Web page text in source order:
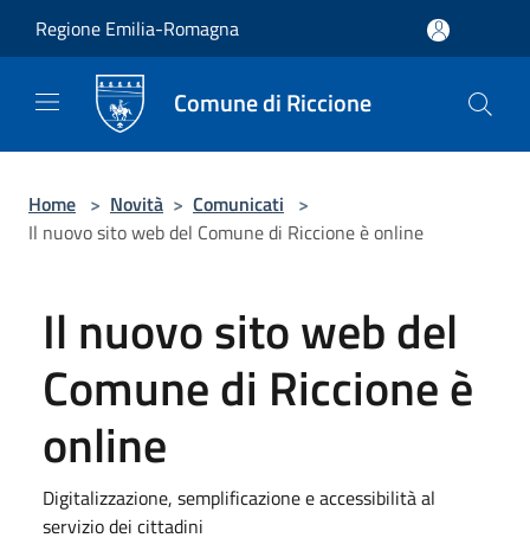
Regione Emilia-Romagna
Comune di Riccione
Home > Novità > Comunicati >
Il nuovo sito web del Comune di Riccione è online
Il nuovo sito web del
Comune di Riccione è
online
Digitalizzazione, semplificazione e accessibilità al
servizio dei cittadini